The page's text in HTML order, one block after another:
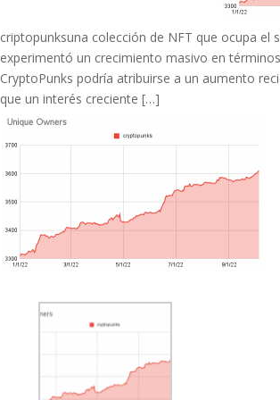
criptopunksuna colección de NFT que ocupa
experimentó un crecimiento masivo en
CryptoPunks podría atribuirse a un aumento
que un interés creciente […]